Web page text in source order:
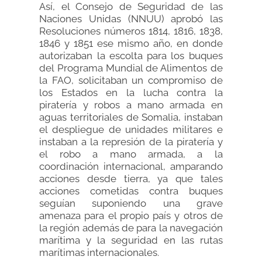
Así, el Consejo de Seguridad de las
Naciones Unidas (NNUU) aprobó las
Resoluciones números 1814, 1816, 1838,
1846 y 1851 ese mismo año, en donde
autorizaban la escolta para los buques
del Programa Mundial de Alimentos de
la FAO, solicitaban un compromiso de
los Estados en la lucha contra la
piratería y robos a mano armada en
aguas territoriales de Somalia, instaban
el despliegue de unidades militares e
instaban a la represión de la piratería y
el robo a mano armada, a la
coordinación internacional, amparando
acciones desde tierra, ya que tales
acciones cometidas contra buques
seguían suponiendo una grave
amenaza para el propio país y otros de
la región además de para la navegación
marítima y la seguridad en las rutas
marítimas internacionales.